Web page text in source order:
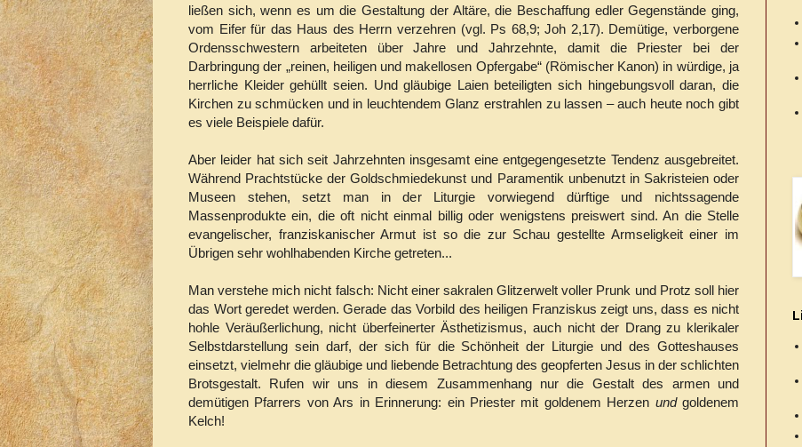
ließen sich, wenn es um die Gestaltung der Altäre, die Beschaffung edler Gegenstände ging,
vom Eifer für das Haus des Herrn verzehren (vgl. Ps 68,9; Joh 2,17). Demütige, verborgene
Ordensschwestern arbeiteten über Jahre und Jahrzehnte, damit die Priester bei der
Darbringung der „reinen, heiligen und makellosen Opfergabe“ (Römischer Kanon) in würdige, ja
herrliche Kleider gehüllt seien. Und gläubige Laien beteiligten sich hingebungsvoll daran, die
Kirchen zu schmücken und in leuchtendem Glanz erstrahlen zu lassen – auch heute noch gibt
es viele Beispiele dafür.
Aber leider hat sich seit Jahrzehnten insgesamt eine entgegengesetzte Tendenz ausgebreitet.
Während Prachtstücke der Goldschmiedekunst und Paramentik unbenutzt in Sakristeien oder
Museen stehen, setzt man in der Liturgie vorwiegend dürftige und nichtssagende
Massenprodukte ein, die oft nicht einmal billig oder wenigstens preiswert sind. An die Stelle
evangelischer, franziskanischer Armut ist so die zur Schau gestellte Armseligkeit einer im
Übrigen sehr wohlhabenden Kirche getreten...
Man verstehe mich nicht falsch: Nicht einer sakralen Glitzerwelt voller Prunk und Protz soll hier
das Wort geredet werden. Gerade das Vorbild des heiligen Franziskus zeigt uns, dass es nicht
hohle Veräußerlichung, nicht überfeinerter Ästhetizismus, auch nicht der Drang zu klerikaler
Selbstdarstellung sein darf, der sich für die Schönheit der Liturgie und des Gotteshauses
einsetzt, vielmehr die gläubige und liebende Betrachtung des geopferten Jesus in der schlichten
Brotsgestalt. Rufen wir uns in diesem Zusammenhang nur die Gestalt des armen und
demütigen Pfarrers von Ars in Erinnerung: ein Priester mit goldenem Herzen undgoldenem
Kelch!